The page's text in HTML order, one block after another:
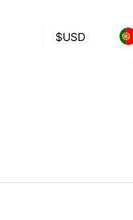
$USD